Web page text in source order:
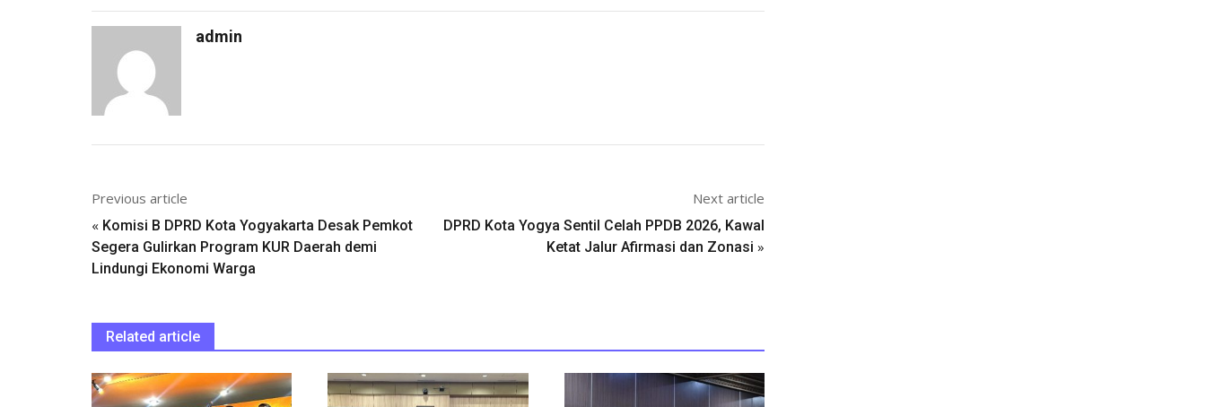
admin
Previous article
« Komisi B DPRD Kota Yogyakarta Desak Pemkot
Segera Gulirkan Program KUR Daerah demi
Lindungi Ekonomi Warga
Next article
DPRD Kota Yogya Sentil Celah PPDB 2026, Kawal
Ketat Jalur Afirmasi dan Zonasi »
Related article